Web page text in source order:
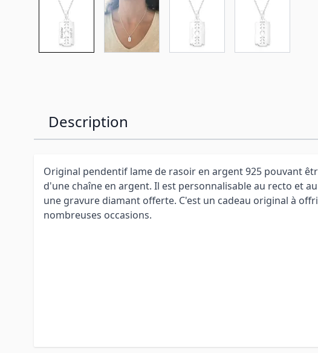
Description
Original pendentif lame de rasoir en argent 925 pouvant
d'une chaîne en argent. Il est personnalisable au recto et
une gravure diamant offerte. C'est un cadeau original à
nombreuses occasions.